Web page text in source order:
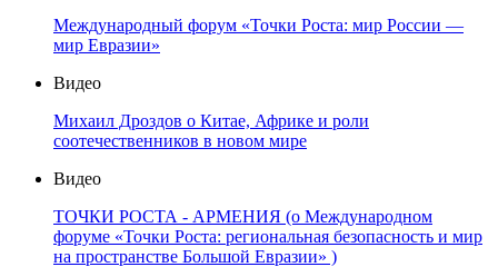
Международный форум «Точки Роста: мир России —
мир Евразии»
Видео
Михаил Дроздов о Китае, Африке и роли
соотечественников в новом мире
Видео
ТОЧКИ РОСТА - АРМЕНИЯ (о Международном
форуме «Точки Роста: региональная безопасность и мир
на пространстве Большой Евразии» )